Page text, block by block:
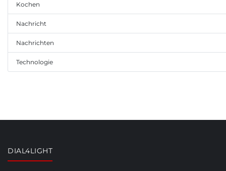
Kochen
Nachricht
Nachrichten
Technologie
DIAL4LIGHT